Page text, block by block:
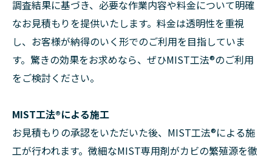
調査結果に基づき、必要な作業内容や料金について明確
なお見積もりを提供いたします。料金は透明性を重視
し、お客様が納得のいく形でのご利用を目指していま
す。驚きの効果をお求めなら、ぜひMIST工法®のご利用
をご検討ください。
MIST工法®による施工
お見積もりの承認をいただいた後、MIST工法®による施
工が行われます。微細なMIST専用剤がカビの繁殖源を徹